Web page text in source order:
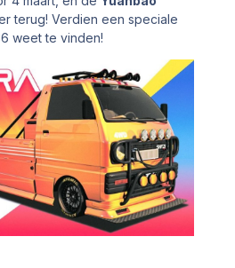
terug! Verdien een speciale
weet te vinden!